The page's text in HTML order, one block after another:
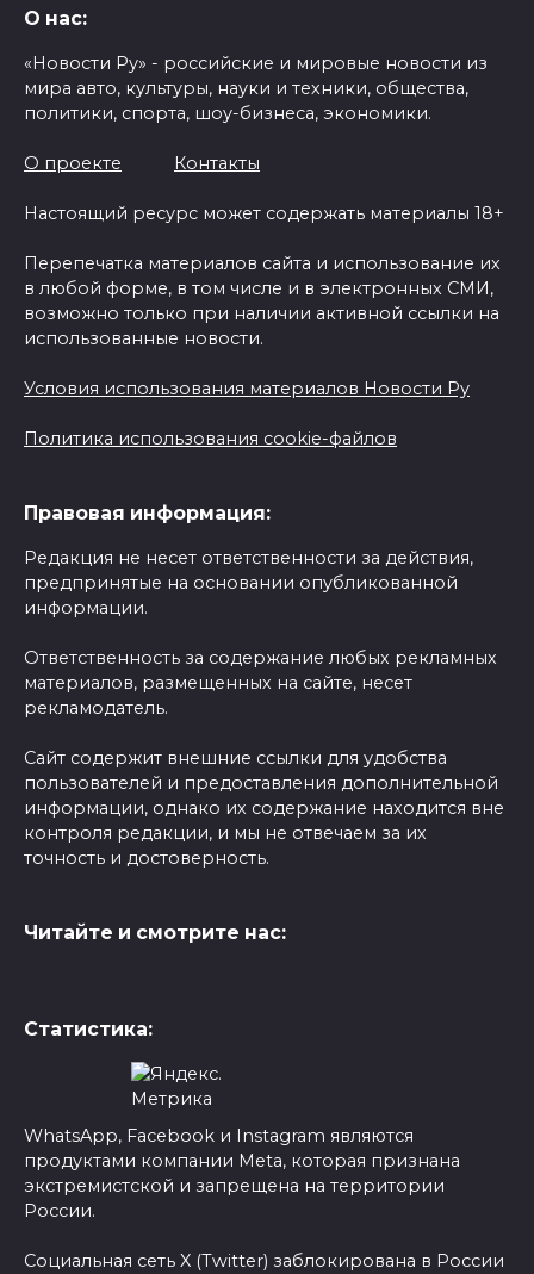
О нас:
«Новости Ру» - российские и мировые новости из
мира авто, культуры, науки и техники, общества,
политики, спорта, шоу-бизнеса, экономики.
О проекте Контакты
Настоящий ресурс может содержать материалы 18+
Перепечатка материалов сайта и использование их
в любой форме, в том числе и в электронных СМИ,
возможно только при наличии активной ссылки на
использованные новости.
Условия использования материалов Новости Ру
Политика использования cookie-файлов
Правовая информация:
Редакция не несет ответственности за действия,
предпринятые на основании опубликованной
информации.
Ответственность за содержание любых рекламных
материалов, размещенных на сайте, несет
рекламодатель.
Сайт содержит внешние ссылки для удобства
пользователей и предоставления дополнительной
информации, однако их содержание находится вне
контроля редакции, и мы не отвечаем за их
точность и достоверность.
Читайте и смотрите нас:
Статистика:
WhatsApp, Facebook и Instagram являются
продуктами компании Meta, которая признана
экстремистской и запрещена на территории
России.
Социальная сеть X (Twitter) заблокирована в России